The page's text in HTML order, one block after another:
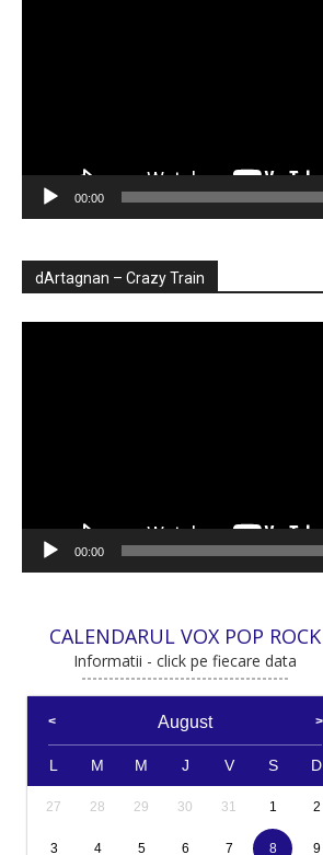
00:00
dArtagnan – Crazy Train
00:00
CALENDARUL VOX POP ROCK
Informatii - click pe fiecare data
August
L M M J V S D
27 28 29 30 31 1 2
3 4 5 6 7 8 9